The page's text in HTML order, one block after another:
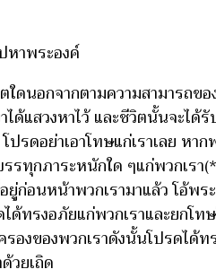
หาพระองค์
ดนอกจากตามความสามารถ
แสวงหาไว้ และชีวิตนั้นจะได้
โปรดอย่าเอาโทษแก่เราเลย ห
รรทุกภาระหนักใด ๆแก่พวกเร
อนหน้าพวกเรามาแล้ว โอ้พระ
ทรงอภัยแก่พวกเราและยกโท
งของพวกเราดังนั้นโปรดได้ท
วยเถิด